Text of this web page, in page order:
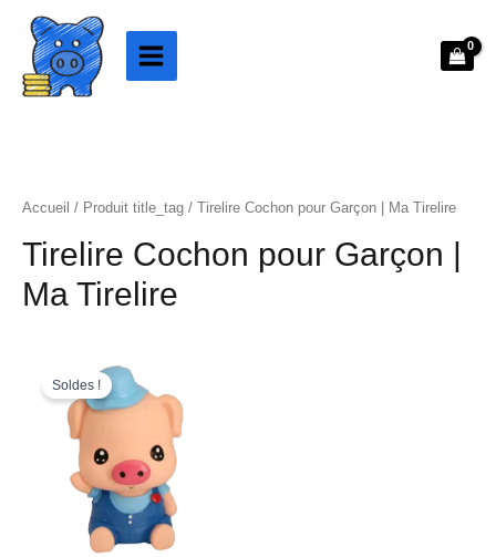
contenu
Accueil / Produit title_tag / Tirelire Cochon pour Garçon | Ma Tirelire
Tirelire Cochon pour Garçon |
Ma Tirelire
Soldes !
prix
initial
était :
58.99€.
prix
actuel
est :